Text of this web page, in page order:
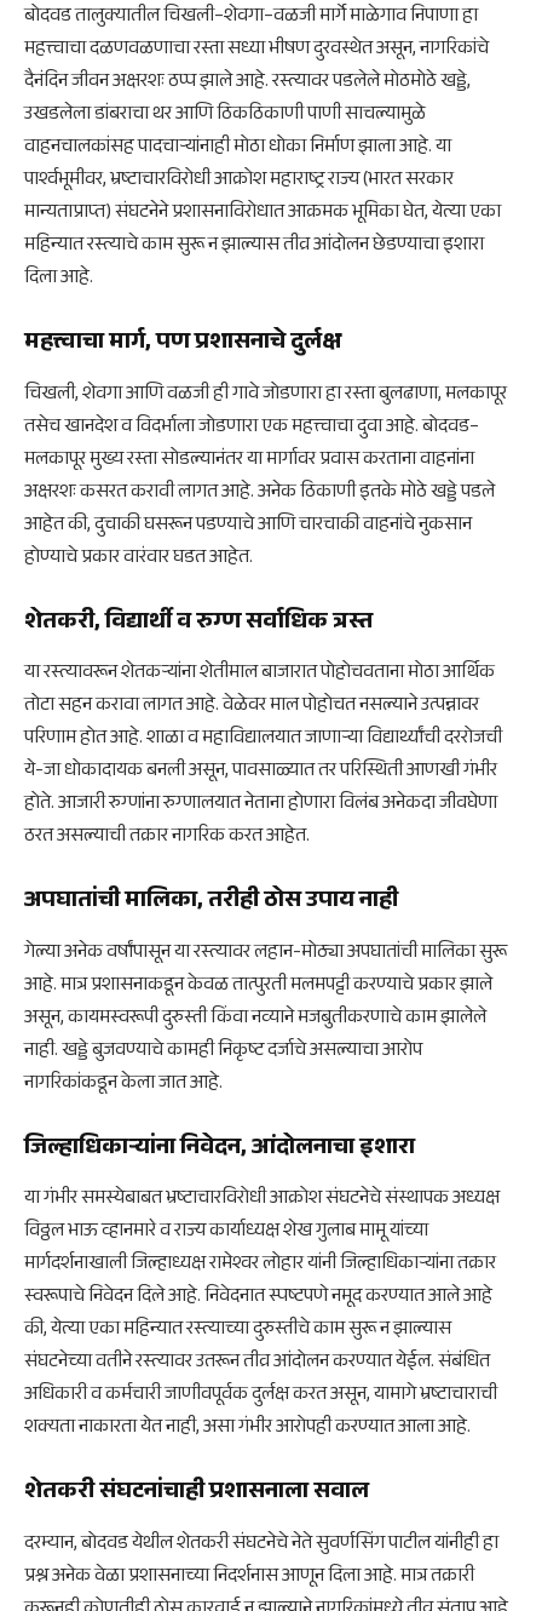
बोदवड तालुक्यातील चिखली–शेवगा–वळजी मार्गे माळेगाव निपाणा हा
महत्त्वाचा दळणवळणाचा रस्ता सध्या भीषण दुरवस्थेत असून, नागरिकांचे
दैनंदिन जीवन अक्षरशः ठप्प झाले आहे. रस्त्यावर पडलेले मोठमोठे खड्डे,
उखडलेला डांबराचा थर आणि ठिकठिकाणी पाणी साचल्यामुळे
वाहनचालकांसह पादचाऱ्यांनाही मोठा धोका निर्माण झाला आहे. या
पार्श्वभूमीवर, भ्रष्टाचारविरोधी आक्रोश महाराष्ट्र राज्य (भारत सरकार
मान्यताप्राप्त) संघटनेने प्रशासनाविरोधात आक्रमक भूमिका घेत, येत्या एका
महिन्यात रस्त्याचे काम सुरू न झाल्यास तीव्र आंदोलन छेडण्याचा इशारा
दिला आहे.
महत्त्वाचा मार्ग, पण प्रशासनाचे दुर्लक्ष
चिखली, शेवगा आणि वळजी ही गावे जोडणारा हा रस्ता बुलढाणा, मलकापूर
तसेच खानदेश व विदर्भाला जोडणारा एक महत्त्वाचा दुवा आहे. बोदवड–
मलकापूर मुख्य रस्ता सोडल्यानंतर या मार्गावर प्रवास करताना वाहनांना
अक्षरशः कसरत करावी लागत आहे. अनेक ठिकाणी इतके मोठे खड्डे पडले
आहेत की, दुचाकी घसरून पडण्याचे आणि चारचाकी वाहनांचे नुकसान
होण्याचे प्रकार वारंवार घडत आहेत.
शेतकरी, विद्यार्थी व रुग्ण सर्वाधिक त्रस्त
या रस्त्यावरून शेतकऱ्यांना शेतीमाल बाजारात पोहोचवताना मोठा आर्थिक
तोटा सहन करावा लागत आहे. वेळेवर माल पोहोचत नसल्याने उत्पन्नावर
परिणाम होत आहे. शाळा व महाविद्यालयात जाणाऱ्या विद्यार्थ्यांची दररोजची
ये-जा धोकादायक बनली असून, पावसाळ्यात तर परिस्थिती आणखी गंभीर
होते. आजारी रुग्णांना रुग्णालयात नेताना होणारा विलंब अनेकदा जीवघेणा
ठरत असल्याची तक्रार नागरिक करत आहेत.
अपघातांची मालिका, तरीही ठोस उपाय नाही
गेल्या अनेक वर्षांपासून या रस्त्यावर लहान-मोठ्या अपघातांची मालिका सुरू
आहे. मात्र प्रशासनाकडून केवळ तात्पुरती मलमपट्टी करण्याचे प्रकार झाले
असून, कायमस्वरूपी दुरुस्ती किंवा नव्याने मजबुतीकरणाचे काम झालेले
नाही. खड्डे बुजवण्याचे कामही निकृष्ट दर्जाचे असल्याचा आरोप
नागरिकांकडून केला जात आहे.
जिल्हाधिकाऱ्यांना निवेदन, आंदोलनाचा इशारा
या गंभीर समस्येबाबत भ्रष्टाचारविरोधी आक्रोश संघटनेचे संस्थापक अध्यक्ष
विठ्ठल भाऊ व्हानमारे व राज्य कार्याध्यक्ष शेख गुलाब मामू यांच्या
मार्गदर्शनाखाली जिल्हाध्यक्ष रामेश्वर लोहार यांनी जिल्हाधिकाऱ्यांना तक्रार
स्वरूपाचे निवेदन दिले आहे. निवेदनात स्पष्टपणे नमूद करण्यात आले आहे
की, येत्या एका महिन्यात रस्त्याच्या दुरुस्तीचे काम सुरू न झाल्यास
संघटनेच्या वतीने रस्त्यावर उतरून तीव्र आंदोलन करण्यात येईल. संबंधित
अधिकारी व कर्मचारी जाणीवपूर्वक दुर्लक्ष करत असून, यामागे भ्रष्टाचाराची
शक्यता नाकारता येत नाही, असा गंभीर आरोपही करण्यात आला आहे.
शेतकरी संघटनांचाही प्रशासनाला सवाल
दरम्यान, बोदवड येथील शेतकरी संघटनेचे नेते सुवर्णसिंग पाटील यांनीही हा
प्रश्न अनेक वेळा प्रशासनाच्या निदर्शनास आणून दिला आहे. मात्र तक्रारी